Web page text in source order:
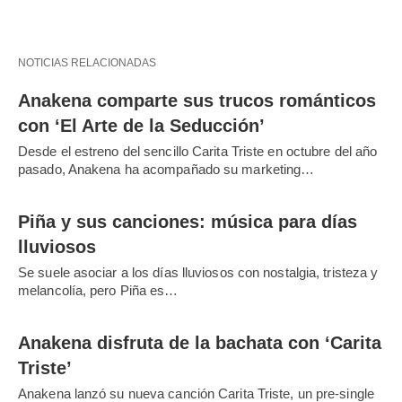
NOTICIAS RELACIONADAS
Anakena comparte sus trucos románticos
con ‘El Arte de la Seducción’
Desde el estreno del sencillo Carita Triste en octubre del año
pasado, Anakena ha acompañado su marketing…
Piña y sus canciones: música para días
lluviosos
Se suele asociar a los días lluviosos con nostalgia, tristeza y
melancolía, pero Piña es…
Anakena disfruta de la bachata con ‘Carita
Triste’
Anakena lanzó su nueva canción Carita Triste, un pre-single